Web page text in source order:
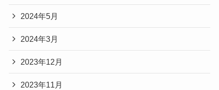
2024年5月
2024年3月
2023年12月
2023年11月